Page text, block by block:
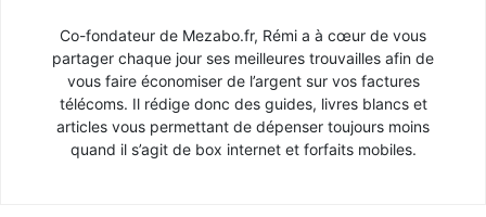
Co-fondateur de Mezabo.fr, Rémi a à cœur de vous
partager chaque jour ses meilleures trouvailles afin de
vous faire économiser de l’argent sur vos factures
télécoms. Il rédige donc des guides, livres blancs et
articles vous permettant de dépenser toujours moins
quand il s’agit de box internet et forfaits mobiles.